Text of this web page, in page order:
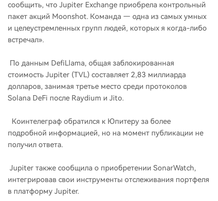
сообщить, что Jupiter Exchange приобрела контрольный
пакет акций Moonshot. Команда — одна из самых умных
и целеустремленных групп людей, которых я когда-либо
встречал».
По данным DefiLlama, общая заблокированная
стоимость Jupiter (TVL) составляет 2,83 миллиарда
долларов, занимая третье место среди протоколов
Solana DeFi после Raydium и Jito.
Коинтелеграф обратился к Юпитеру за более
подробной информацией, но на момент публикации не
получил ответа.
Jupiter также сообщила о приобретении SonarWatch,
интегрировав свои инструменты отслеживания портфеля
в платформу Jupiter.